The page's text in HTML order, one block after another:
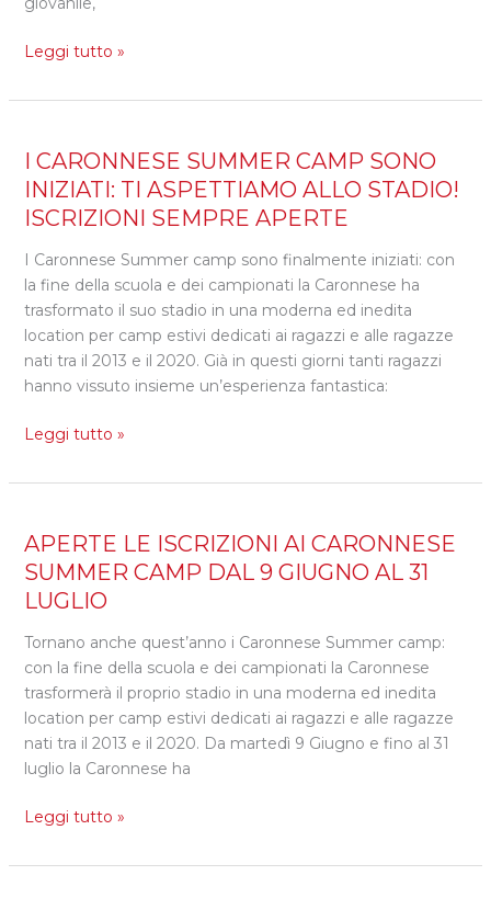
Leggi tutto »
I CARONNESE SUMMER CAMP SONO
INIZIATI: TI ASPETTIAMO ALLO STADIO!
ISCRIZIONI SEMPRE APERTE
I Caronnese Summer camp sono finalmente iniziati: con
la fine della scuola e dei campionati la Caronnese ha
trasformato il suo stadio in una moderna ed inedita
location per camp estivi dedicati ai ragazzi e alle ragazze
nati tra il 2013 e il 2020. Già in questi giorni tanti ragazzi
hanno vissuto insieme un’esperienza fantastica:
I
CARONNESE
SUMMER
SONO
INIZIATI:
TI
ASPETTIAMO
ALLO
STADIO!
SEMPRE
Leggi tutto »
APERTE LE ISCRIZIONI AI CARONNESE
SUMMER CAMP DAL 9 GIUGNO AL 31
LUGLIO
Tornano anche quest’anno i Caronnese Summer camp:
con la fine della scuola e dei campionati la Caronnese
trasformerà il proprio stadio in una moderna ed inedita
location per camp estivi dedicati ai ragazzi e alle ragazze
nati tra il 2013 e il 2020. Da martedì 9 Giugno e fino al 31
luglio la Caronnese ha
APERTE
LE
ISCRIZIONI
CARONNESE
SUMMER
CAMP
DAL
9
GIUGNO
31
Leggi tutto »